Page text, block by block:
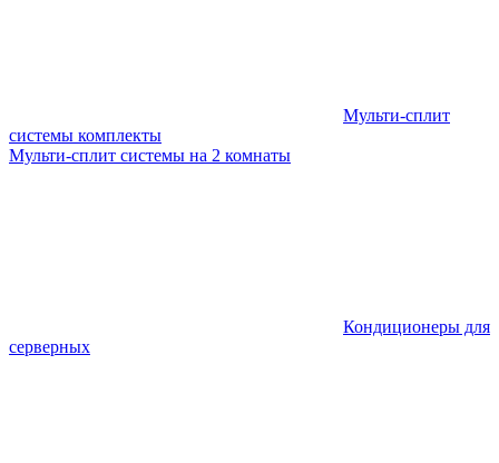
Мульти-сплит
системы комплекты
Мульти-сплит системы на 2 комнаты
Кондиционеры для
серверных